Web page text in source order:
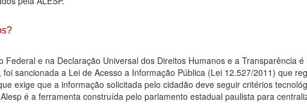
e na Declaração Universal dos Direitos Humanos e a Transparência
sancionada a Lei de Acesso a Informação Pública (Lei 12.527/2011) que
exige que a informação solicitada pelo cidadão deve seguir critérios
é a ferramenta construída pelo parlamento estadual paulista para